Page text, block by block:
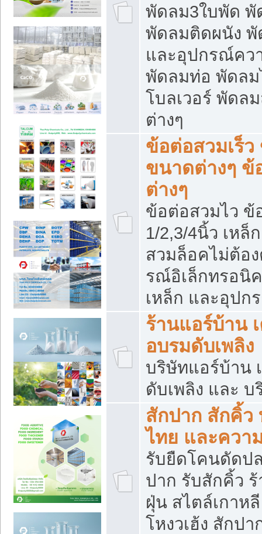
พัดลม3ใบพัด พั
พัดลมติดผนัง
และอุปกรณ์คว
พัดลมท่อ พัดลม
โบลเวอร์ พัดล
ต่างๆ
ข้อต่อสวมเร็
ขนาดต่างๆ ข้
ต่างๆ
ข้อต่อสวมไว ข้
1/2,3/4นิ้ว เหล็
สวมล็อคไม่ต้อ
รณ์อิเล็กทรอนิ
เหล็ก และอุปก
ร้านแอร์บ้าน
อบรมดับเพลิง
บริษัทแอร์บ้าน
ดับเพลิง และ
สักปาก สักคิ้
ไทย และควา
รับยืดโคนดัดป
ปาก รับสักคิ้ว
ฝุ่น สไตล์เกาห
โหงวเฮ้ง สักป